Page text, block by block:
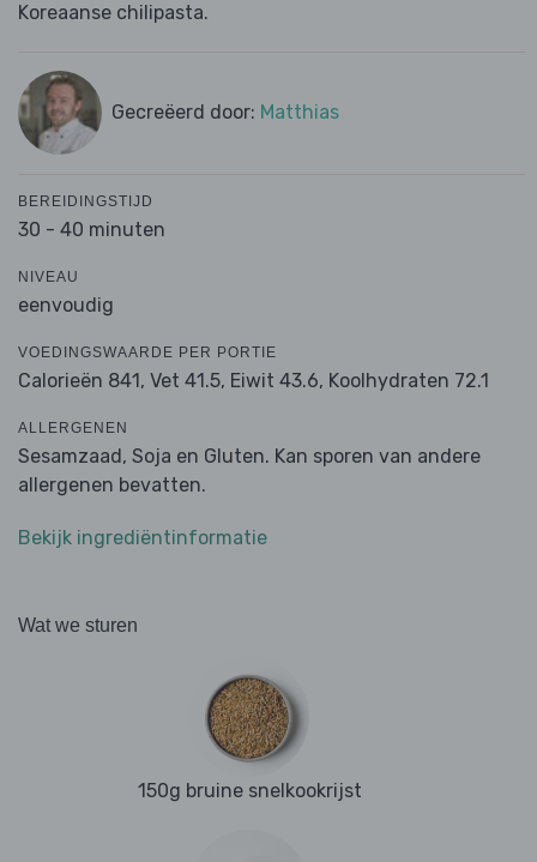
Koreaanse chilipasta.
Gecreëerd door: Matthias
BEREIDINGSTIJD
30 - 40 minuten
NIVEAU
eenvoudig
VOEDINGSWAARDE PER PORTIE
Calorieën 841, Vet 41.5, Eiwit 43.6, Koolhydraten 72.1
ALLERGENEN
Sesamzaad, Soja en Gluten. Kan sporen van andere
allergenen bevatten.
Bekijk ingrediëntinformatie
Wat we sturen
150g bruine snelkookrijst